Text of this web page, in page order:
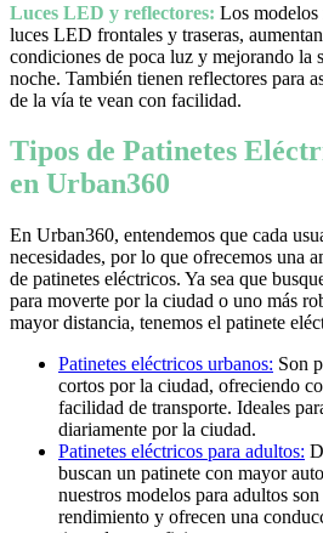
Luces LED y reflectores: Los modelos
luces LED frontales y traseras,
condiciones de poca luz y mejorando la
noche. También tienen reflectores para
de la vía te vean con facilidad.
Tipos de Patinetes
en Urban360
En Urban360, entendemos que cada
necesidades, por lo que ofrecemos una
de patinetes eléctricos. Ya sea que
para moverte por la ciudad o uno más
mayor distancia, tenemos el patinete
Patinetes eléctricos urbanos: Son
cortos por la ciudad, ofreciendo
facilidad de transporte. Ideales
diariamente por la ciudad.
Patinetes eléctricos para adultos:
buscan un patinete con mayor
nuestros modelos para adultos
rendimiento y ofrecen una